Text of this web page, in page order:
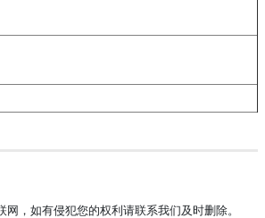
，如有侵犯您的权利请联系我们及时删除。